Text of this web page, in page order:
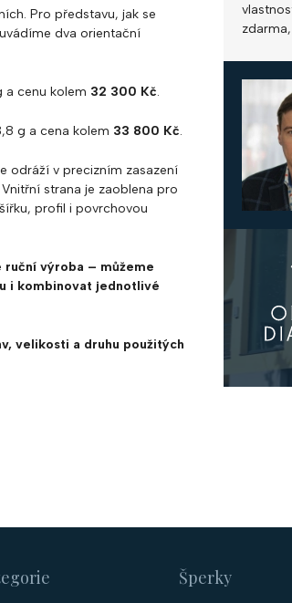
Pro představu, jak se
dva orientační
a cenu kolem 32 300 Kč.
g a cena kolem 33 800 Kč.
odráží v precizním zasazení
strana je zaoblena pro
profil i povrchovou
ruční výroba – můžeme
i kombinovat jednotlivé
velikosti a druhu použitých
Šperky